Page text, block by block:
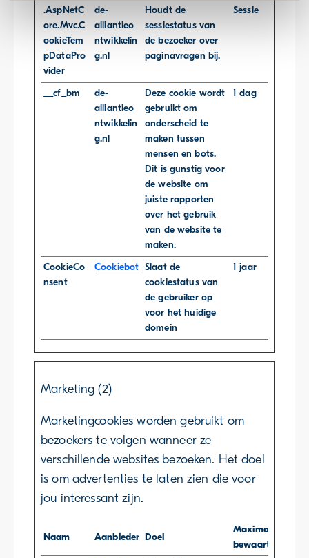
.AspNetC
ore.Mvc.C
ookieTem
pDataPro
vider
de-
alliantieo
ntwikkelin
g.nl
Houdt de
sessiestatus van
de bezoeker over
paginavragen bij.
Sessie
__cf_bm
de-
alliantieo
ntwikkelin
g.nl
Deze cookie wordt
gebruikt om
onderscheid te
maken tussen
mensen en bots.
Dit is gunstig voor
de website om
juiste rapporten
over het gebruik
van de website te
maken.
1 dag
CookieCo
nsent
Cookiebot Slaat de
cookiestatus van
de gebruiker op
voor het huidige
domein
1 jaar
Marketing (2)
Marketingcookies worden gebruikt om
bezoekers te volgen wanneer ze
verschillende websites bezoeken. Het doel
is om advertenties te laten zien die voor
jou interessant zijn.
Naam Aanbieder Doel
Maximale
bewaartermijn